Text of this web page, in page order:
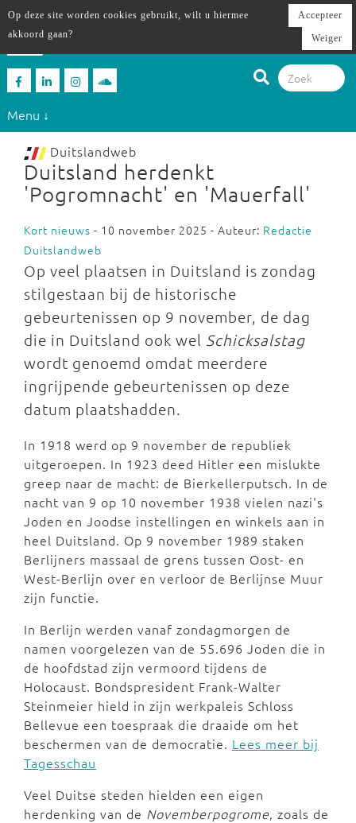
Menu ↓
Duitslandweb
Duitsland herdenkt
'Pogromnacht' en 'Mauerfall'
Kort nieuws - 10 november 2025 - Auteur: Redactie
Duitslandweb
Op veel plaatsen in Duitsland is zondag
stilgestaan bij de historische
gebeurtenissen op 9 november, de dag
die in Duitsland ook wel Schicksalstag
wordt genoemd omdat meerdere
ingrijpende gebeurtenissen op deze
datum plaatshadden.
In 1918 werd op 9 november de republiek
uitgeroepen. In 1923 deed Hitler een mislukte
greep naar de macht: de Bierkellerputsch. In de
nacht van 9 op 10 november 1938 vielen nazi's
Joden en Joodse instellingen en winkels aan in
heel Duitsland. Op 9 november 1989 staken
Berlijners massaal de grens tussen Oost- en
West-Berlijn over en verloor de Berlijnse Muur
zijn functie.
In Berlijn werden vanaf zondagmorgen de
namen voorgelezen van de 55.696 Joden die in
de hoofdstad zijn vermoord tijdens de
Holocaust. Bondspresident Frank-Walter
Steinmeier hield in zijn werkpaleis Schloss
Bellevue een toespraak die draaide om het
beschermen van de democratie. Lees meer bij
Tagesschau
Veel Duitse steden hielden een eigen
herdenking van de Novemberpogrome, zoals de
Op deze site worden cookies gebruikt, wilt u hiermee
akkoord gaan?
Accepteer
Weiger